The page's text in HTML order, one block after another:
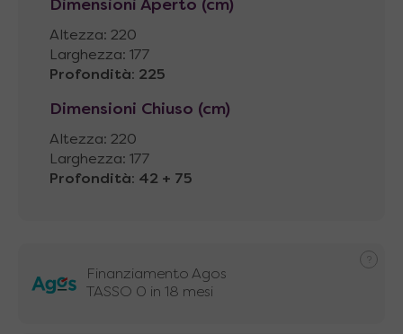
Dimensioni Aperto (cm)
Altezza: 220
Larghezza: 177
Profondità: 225
Dimensioni Chiuso (cm)
Altezza: 220
Larghezza: 177
Profondità: 42 + 75
Finanziamento Agos
TASSO 0 in 18 mesi